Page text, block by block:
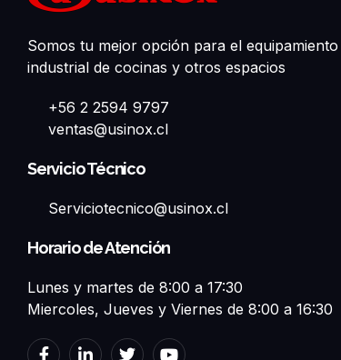
Somos tu mejor opción para el equipamiento
industrial de cocinas y otros espacios
+56 2 2594 9797
ventas@usinox.cl
Servicio Técnico
Serviciotecnico@usinox.cl
Horario de Atención
Lunes y martes de 8:00 a 17:30
Miercoles, Jueves y Viernes de 8:00 a 16:30
F
L
T
Y